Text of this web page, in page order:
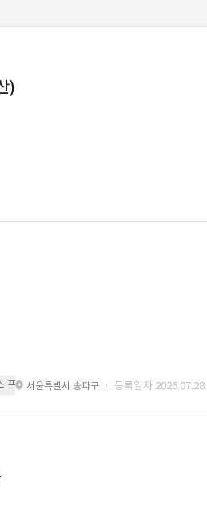
)
레임워크를 기반으로 시스템을 구축
서울특별시 송파구 · 등록일자 2026.07.28.